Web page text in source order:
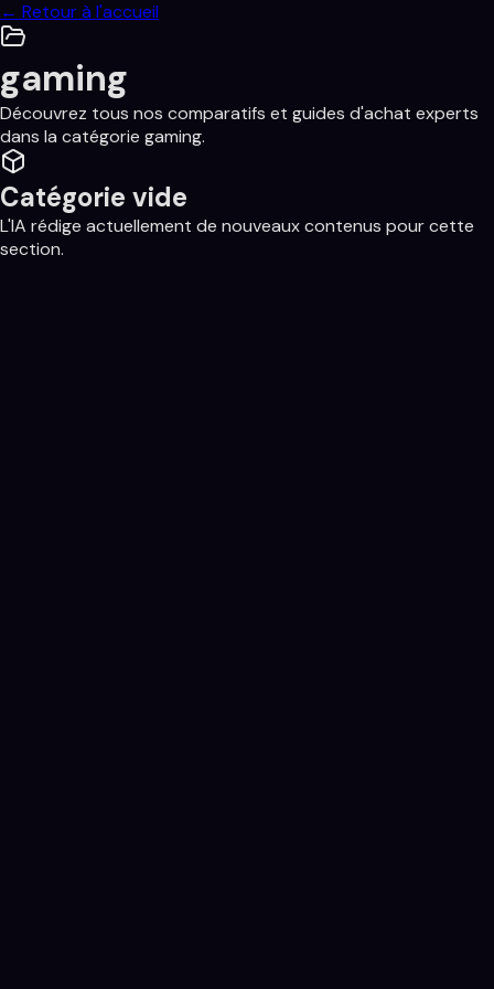
← Retour à l'accueil
gaming
Découvrez tous nos comparatifs et guides d'achat experts
dans la catégorie gaming.
Catégorie vide
L'IA rédige actuellement de nouveaux contenus pour cette
section.